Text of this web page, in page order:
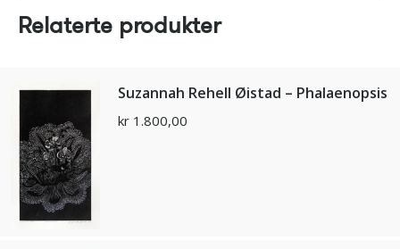
Relaterte produkter
Suzannah Rehell Øistad – Phalaenopsis
kr 1.800,00